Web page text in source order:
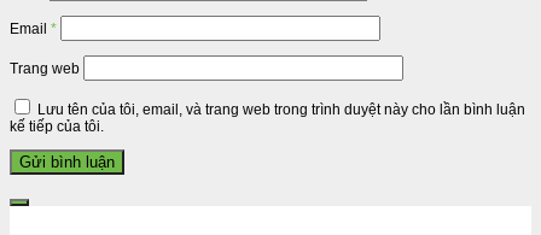
Email *
Trang web
Lưu tên của tôi, email, và trang web trong trình duyệt này cho lần bình luận
kế tiếp của tôi.